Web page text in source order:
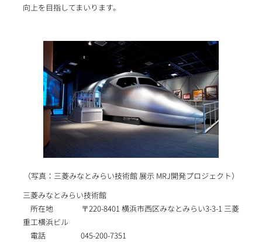
向上を目指してまいります。
（写真：三菱みなとみらい技術館 展示 MRJ開発プロジェクト）
三菱みなとみらい技術館
所在地 〒220-8401 横浜市西区みなとみらい3-3-1 三菱
重工横浜ビル
電話 045-200-7351